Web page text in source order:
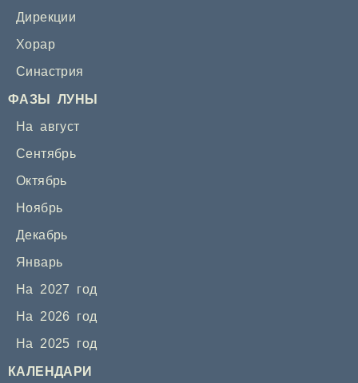
Дирекции
Хорар
Синастрия
ФАЗЫ ЛУНЫ
На август
Сентябрь
Октябрь
Ноябрь
Декабрь
Январь
На 2027 год
На 2026 год
На 2025 год
КАЛЕНДАРИ